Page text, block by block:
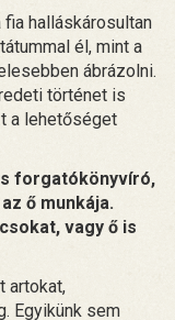
halláskárosultan
él, mint a
ábrázolni.
történet is
a lehetőséget
forgatókönyvíró,
ő munkája.
vagy ő is
artokat,
Egyikünk sem